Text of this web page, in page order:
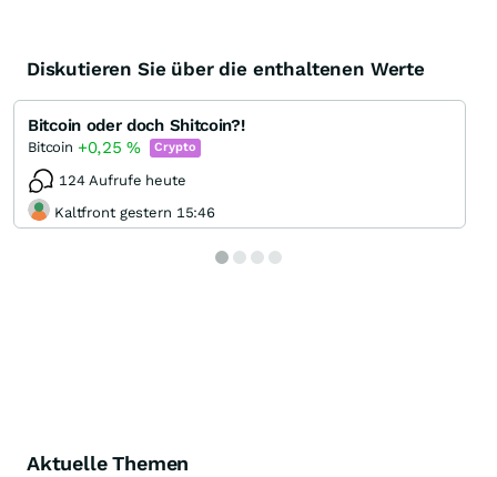
Diskutieren Sie über die enthaltenen Werte
Bitcoin oder doch Shitcoin?!
Bitcoin +0,25% Crypto
124 Aufrufe heute
Kaltfront gestern 15:46
Aktuelle Themen